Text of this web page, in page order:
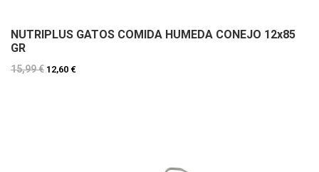
NUTRIPLUS GATOS COMIDA HUMEDA CONEJO 12x85
GR
15,99 € 12,60 €